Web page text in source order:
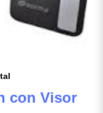
con Visor